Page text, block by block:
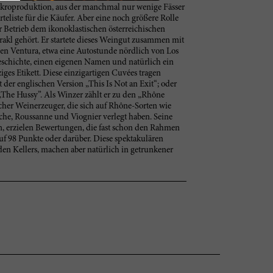
aus der manchmal nur wenige Fässer
für die Käufer. Aber eine noch größere Rolle
Betrieb dem ikonoklastischen österreichischen
gehört. Er startete dieses Weingut zusammen mit
Ventura, etwa eine Autostunde nördlich von Los
einen eigenen Namen und natürlich ein
Etikett. Diese einzigartigen Cuvées tragen
der englischen Version „This Is Not an Exit“; oder
Hussy”. Als Winzer zählt er zu den „Rhône
Weinerzeuger, die sich auf Rhône-Sorten wie
Roussanne und Viognier verlegt haben. Seine
erzielen Bewertungen, die fast schon den Rahmen
98 Punkte oder darüber. Diese spektakulären
Kellers, machen aber natürlich in getrunkener